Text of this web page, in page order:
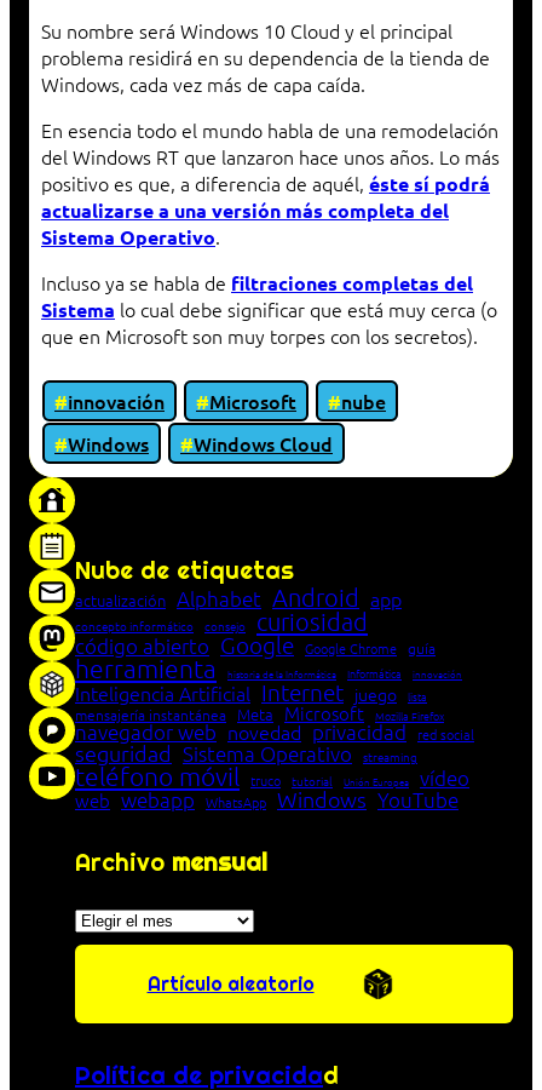
Su nombre será Windows 10 Cloud y el principal
problema residirá en su dependencia de la tienda de
Windows, cada vez más de capa caída.
En esencia todo el mundo habla de una remodelación
del Windows RT que lanzaron hace unos años. Lo más
positivo es que, a diferencia de aquél, éste sí podrá
actualizarse a una versión más completa del
Sistema Operativo.
Incluso ya se habla de filtraciones completas del
Sistema lo cual debe significar que está muy cerca (o
que en Microsoft son muy torpes con los secretos).
innovación Microsoft
nube
Windows
Windows Cloud
Nube de etiquetas
actualización Alphabet Android app
concepto informático consejo curiosidad
código abierto Google Google Chrome guía
herramienta historia de la Informática Informática innovación
Inteligencia Artificial Internet juego lista
mensajería instantánea Meta Microsoft Mozilla Firefox
navegador web novedad privacidad red social
seguridad Sistema Operativo streaming
teléfono móvil truco tutorial Unión Europea vídeo
web webapp WhatsApp Windows YouTube
Archivo mensual
Archivos
Artículo aleatorio
Política de privacidad